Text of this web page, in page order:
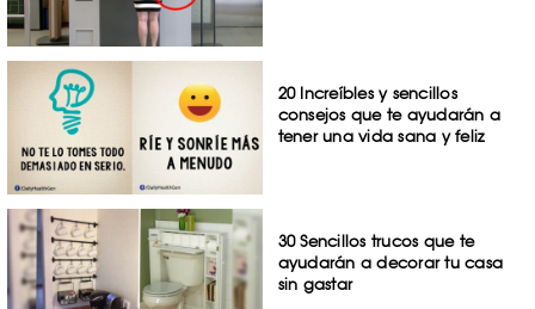
20 Increíbles y sencillos
consejos que te ayudarán a
tener una vida sana y feliz
30 Sencillos trucos que te
ayudarán a decorar tu casa
sin gastar